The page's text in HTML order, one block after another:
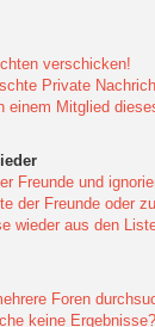
verschicken!
Private
einem Mitglied
Freunde und
der Freunde oder
wieder aus den
Foren
keine Ergebnisse?